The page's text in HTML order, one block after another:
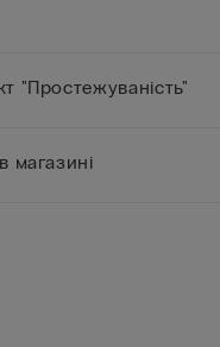
"Простежуваність"
магазині